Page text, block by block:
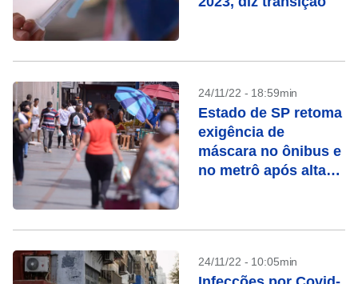
24/11/22 - 18:59min
Estado de SP retoma
exigência de
máscara no ônibus e
no metrô após alta
24/11/22 - 10:05min